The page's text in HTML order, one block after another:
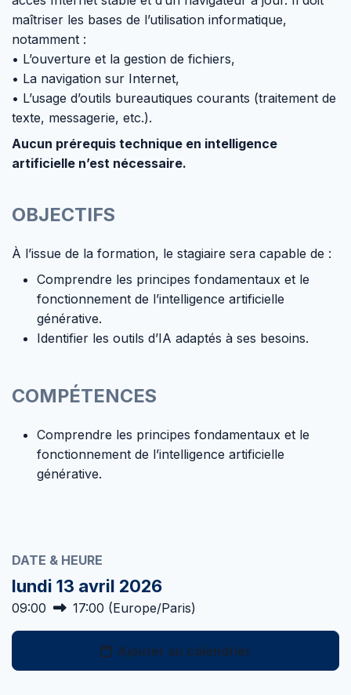
maîtriser les bases de l’utilisation informatique,
notamment :
• L’ouverture et la gestion de fichiers,
• La navigation sur Internet,
• L’usage d’outils bureautiques courants (traitement de
texte, messagerie, etc.).
Aucun prérequis technique en intelligence
artificielle n’est nécessaire.
OBJECTIFS
À l’issue de la formation, le stagiaire sera capable de :
Comprendre les principes fondamentaux et le
fonctionnement de l’intelligence artificielle
générative.
Identifier les outils d’IA adaptés à ses besoins.
COMPÉTENCES
Comprendre les principes fondamentaux et le
fonctionnement de l’intelligence artificielle
générative.
DATE & HEURE
lundi 13 avril 2026
09:00 17:00 (Europe/Paris)
Ajouter au calendrier